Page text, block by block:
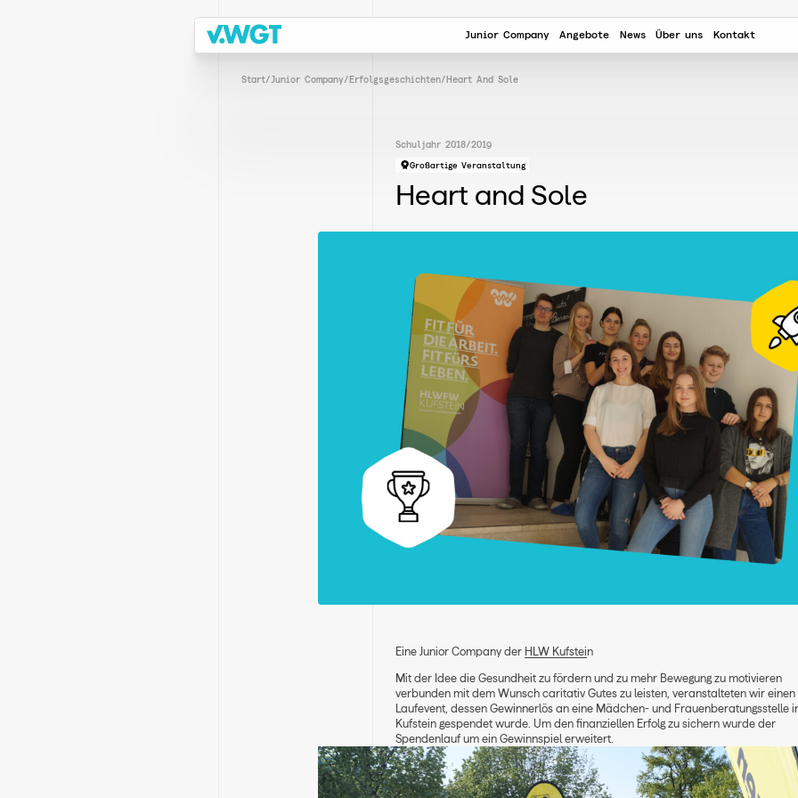
Junior Company Angebote News Über uns Kontakt
Start/Junior Company/Erfolgsgeschichten/Heart And Sole
Schuljahr 2018/2019
Großartige Veranstaltung
Heart and Sole
Eine Junior Company der HLW Kufstein
Mit der Idee die Gesundheit zu fördern und zu mehr Bewegung zu motivieren
verbunden mit dem Wunsch caritativ Gutes zu leisten, veranstalteten wir einen
Laufevent, dessen Gewinnerlös an eine Mädchen- und Frauenberatungsstelle
Kufstein gespendet wurde. Um den finanziellen Erfolg zu sichern wurde der
Spendenlauf um ein Gewinnspiel erweitert.